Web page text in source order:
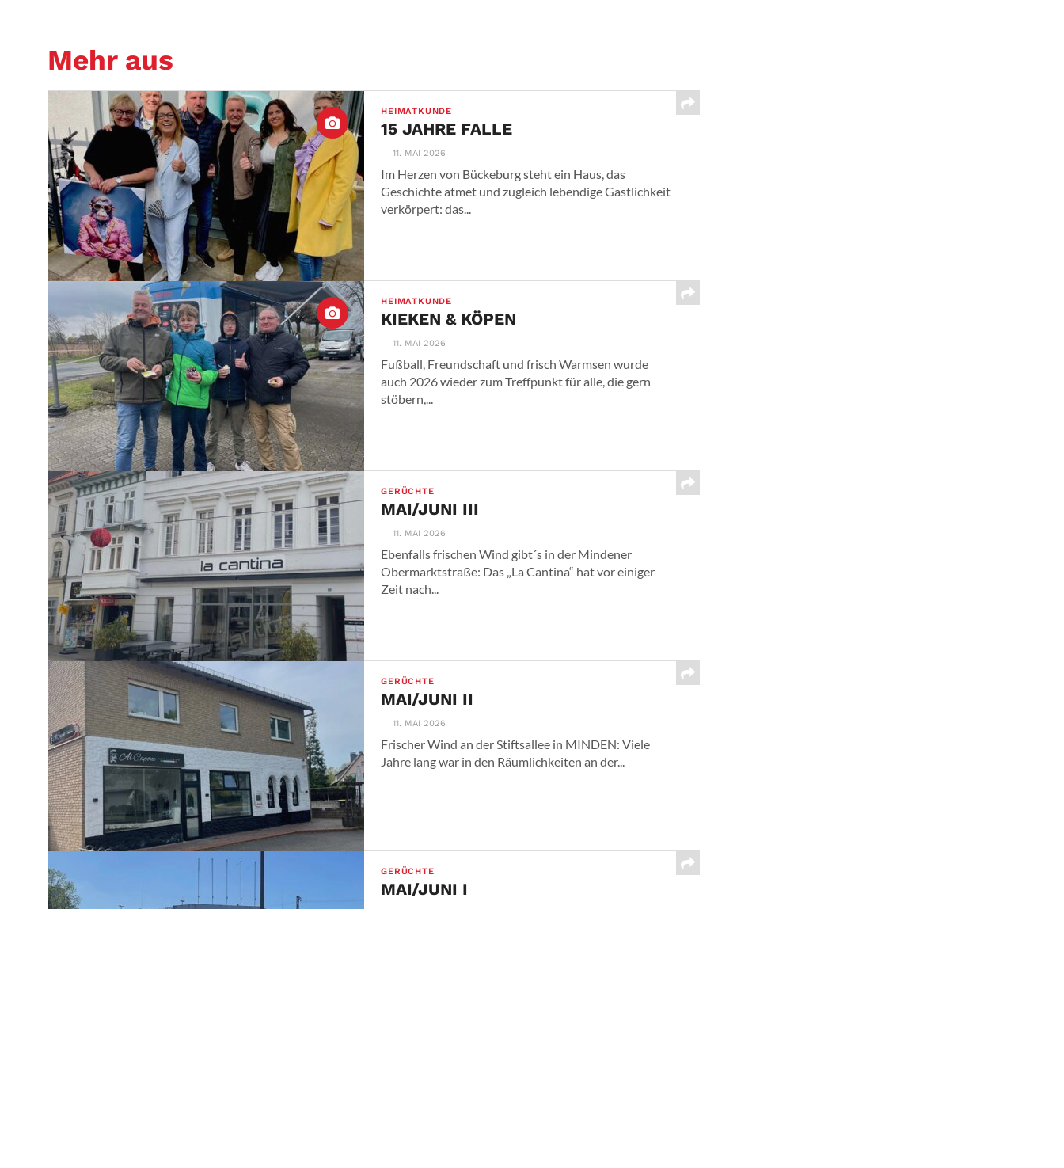
Mehr aus
HEIMATKUNDE
15 JAHRE FALLE
11. MAI 2026
Im Herzen von Bückeburg steht ein Haus, das
Geschichte atmet und zugleich lebendige Gastlichkeit
verkörpert: das...
HEIMATKUNDE
KIEKEN & KÖPEN
11. MAI 2026
Fußball, Freundschaft und frisch Warmsen wurde
auch 2026 wieder zum Treffpunkt für alle, die gern
stöbern,...
GERÜCHTE
MAI/JUNI III
11. MAI 2026
Ebenfalls frischen Wind gibt´s in der Mindener
Obermarktstraße: Das „La Cantina“ hat vor einiger
Zeit nach...
GERÜCHTE
MAI/JUNI II
11. MAI 2026
Frischer Wind an der Stiftsallee in MINDEN: Viele
Jahre lang war in den Räumlichkeiten an der...
GERÜCHTE
MAI/JUNI I